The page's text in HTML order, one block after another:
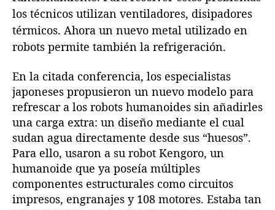
los técnicos utilizan ventiladores, disipadores
térmicos. Ahora un nuevo metal utilizado en
robots permite también la refrigeración.
En la citada conferencia, los especialistas
japoneses propusieron un nuevo modelo para
refrescar a los robots humanoides sin añadirles
una carga extra: un diseño mediante el cual
sudan agua directamente desde sus “huesos”.
Para ello, usaron a su robot Kengoro, un
humanoide que ya poseía múltiples
componentes estructurales como circuitos
impresos, engranajes y 108 motores. Estaba tan